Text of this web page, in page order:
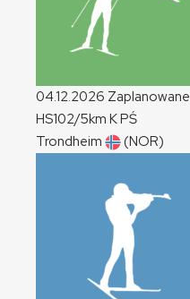
04.12.2026 Zaplanowane
HS102/5km KPŚ
Trondheim
(NOR)